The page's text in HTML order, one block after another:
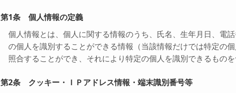
第1条 個人情報の定義
個人情報とは、個人に関する情報のうち、氏名、生年月日、電
の個人を識別することができる情報（当該情報だけでは特定の
照合することができ、それにより特定の個人を識別できるものを
第2条 クッキー・ＩＰアドレス情報・端末識別番号等